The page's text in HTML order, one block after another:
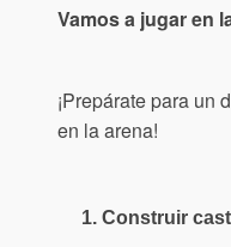
Vamos a jugar en
¡Prepárate para un
en la arena!
1. Construir